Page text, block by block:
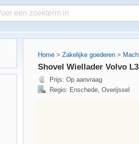
Home > Zakelijke goederen >
Shovel Wiellader Volvo
Prijs: Op aanvraag
Regio: Enschede, Overijssel